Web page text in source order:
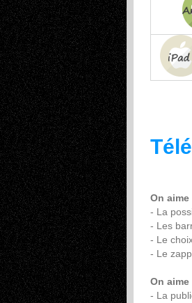
On aime
- La
- Les
- Le
- Le
On
- La